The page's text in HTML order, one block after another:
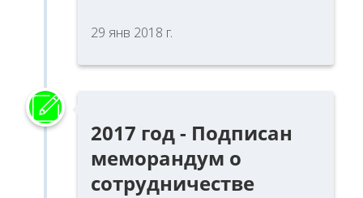
29 янв 2018 г.
2017 год - Подписан
меморандум о
сотрудничестве